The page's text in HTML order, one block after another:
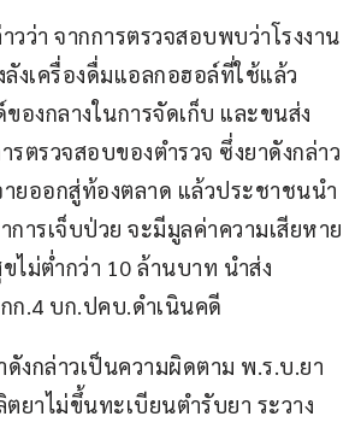
วว่า จากการตรวจสอบพบว่าโรงงาน
ลังเครื่องดื่มแอลกอฮอล์ที่ใช้แล้ว
องกลางในการจัดเก็บ และขนส่ง
รตรวจสอบของตำรวจ ซึ่งยาดังกล่าว
ยออกสู่ท้องตลาด แล้วประชาชนนำ
การเจ็บป่วย จะมีมูลค่าความเสียหาย
ไม่ต่ำกว่า 10 ล้านบาท นำส่ง
ก.4 บก.ปคบ.ดำเนินคดี
ดังกล่าวเป็นความผิดตาม พ.ร.บ.ยา
ยาไม่ขึ้นทะเบียนตำรับยา ระวาง